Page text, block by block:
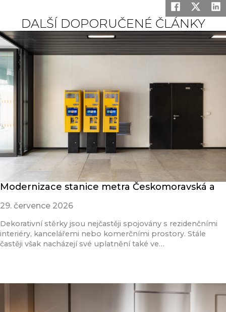
DALŠÍ DOPORUČENÉ ČLÁNKY
Modernizace stanice metra Českomoravská a
29. července 2026
Dekorativní stěrky jsou nejčastěji spojovány s rezidenčními
interiéry, kancelářemi nebo komerčními prostory. Stále
častěji však nacházejí své uplatnění také ve…